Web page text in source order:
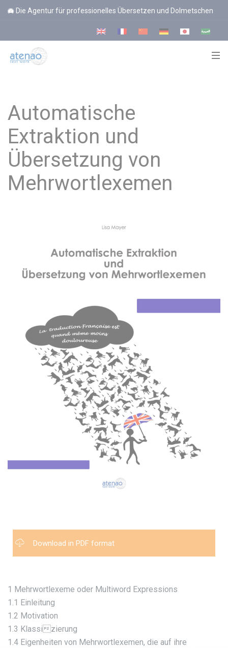
Die Agentur für professionelles Übersetzen und Dolmetschen
Automatische
Extraktion und
Übersetzung von
Mehrwortlexemen
Download in PDF format
1 Mehrwortlexeme oder Multiword Expressions
1.1 Einleitung
1.2 Motivation
1.3 Klassizierung
1.4 Eigenheiten von Mehrwortlexemen, die auf ihre
Cookie-Einstellungen